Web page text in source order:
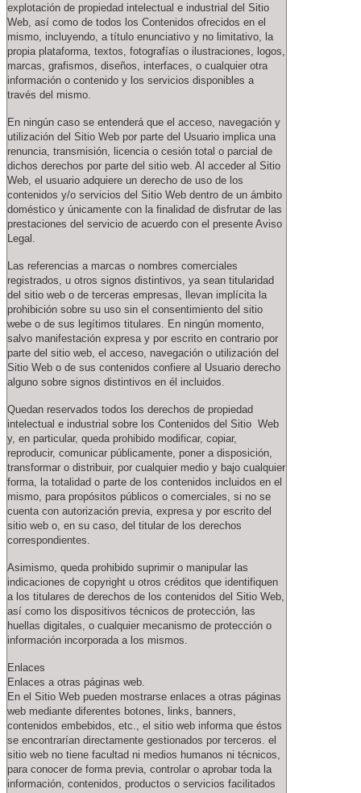
explotación de propiedad intelectual e industrial del Sitio
Web, así como de todos los Contenidos ofrecidos en el
mismo, incluyendo, a título enunciativo y no limitativo, la
propia plataforma, textos, fotografías o ilustraciones, logos,
marcas, grafismos, diseños, interfaces, o cualquier otra
información o contenido y los servicios disponibles a
través del mismo.
En ningún caso se entenderá que el acceso, navegación y
utilización del Sitio Web por parte del Usuario implica una
renuncia, transmisión, licencia o cesión total o parcial de
dichos derechos por parte del sitio web. Al acceder al Sitio
Web, el usuario adquiere un derecho de uso de los
contenidos y/o servicios del Sitio Web dentro de un ámbito
doméstico y únicamente con la finalidad de disfrutar de las
prestaciones del servicio de acuerdo con el presente Aviso
Legal.
Las referencias a marcas o nombres comerciales
registrados, u otros signos distintivos, ya sean titularidad
del sitio web o de terceras empresas, llevan implícita la
prohibición sobre su uso sin el consentimiento del sitio
webe o de sus legítimos titulares. En ningún momento,
salvo manifestación expresa y por escrito en contrario por
parte del sitio web, el acceso, navegación o utilización del
Sitio Web o de sus contenidos confiere al Usuario derecho
alguno sobre signos distintivos en él incluidos.
Quedan reservados todos los derechos de propiedad
intelectual e industrial sobre los Contenidos del Sitio Web
y, en particular, queda prohibido modificar, copiar,
reproducir, comunicar públicamente, poner a disposición,
transformar o distribuir, por cualquier medio y bajo cualquier
forma, la totalidad o parte de los contenidos incluidos en el
mismo, para propósitos públicos o comerciales, si no se
cuenta con autorización previa, expresa y por escrito del
sitio web o, en su caso, del titular de los derechos
correspondientes.
Asimismo, queda prohibido suprimir o manipular las
indicaciones de copyright u otros créditos que identifiquen
a los titulares de derechos de los contenidos del Sitio Web,
así como los dispositivos técnicos de protección, las
huellas digitales, o cualquier mecanismo de protección o
información incorporada a los mismos.
Enlaces
Enlaces a otras páginas web.
En el Sitio Web pueden mostrarse enlaces a otras páginas
web mediante diferentes botones, links, banners,
contenidos embebidos, etc., el sitio web informa que éstos
se encontrarían directamente gestionados por terceros. el
sitio web no tiene facultad ni medios humanos ni técnicos,
para conocer de forma previa, controlar o aprobar toda la
información, contenidos, productos o servicios facilitados